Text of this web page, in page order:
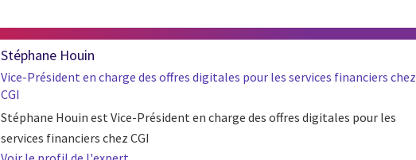
Stéphane Houin
Vice-Président en charge des offres digitales pour les services financiers chez
CGI
Stéphane Houin est Vice-Président en charge des offres digitales pour les
services financiers chez CGI